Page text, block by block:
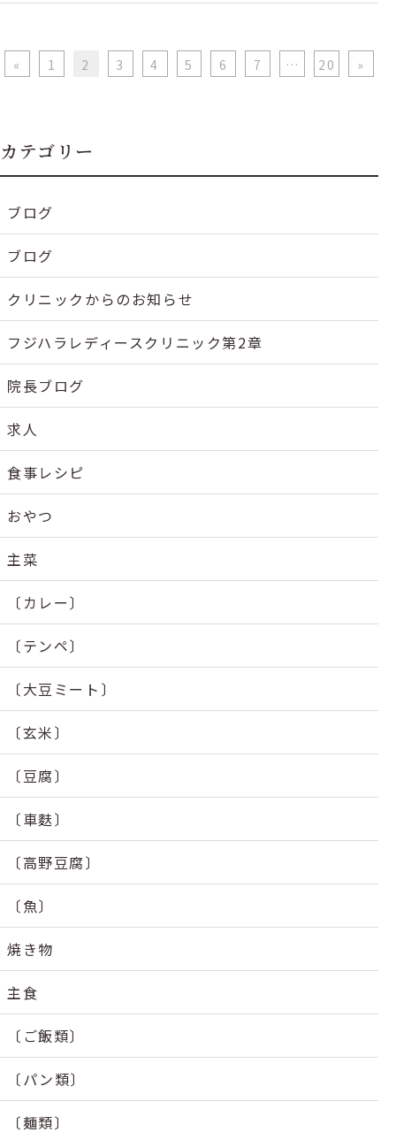
« 1 2 3 4 5 6 7 … 20 »
カテゴリー
ブログ
ブログ
クリニックからのお知らせ
フジハラレディースクリニック第2章
院長ブログ
求人
食事レシピ
おやつ
主菜
〔カレー〕
〔テンペ〕
〔大豆ミート〕
〔玄米〕
〔豆腐〕
〔車麩〕
〔高野豆腐〕
〔魚〕
焼き物
主食
〔ご飯類〕
〔パン類〕
〔麺類〕